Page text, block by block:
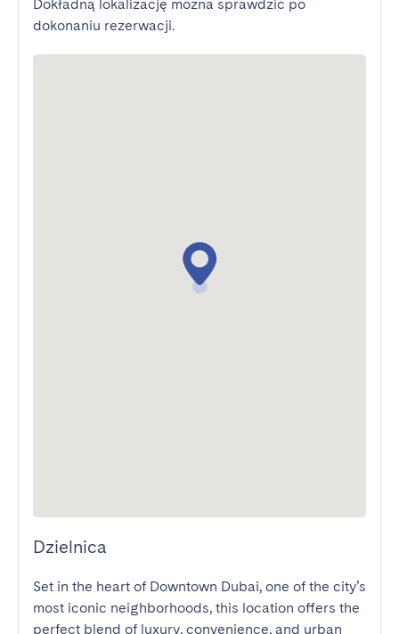
Dokładną lokalizację można sprawdzić po
dokonaniu rezerwacji.
Dzielnica
Set in the heart of Downtown Dubai, one of the city’s
most iconic neighborhoods, this location offers the
perfect blend of luxury, convenience, and urban